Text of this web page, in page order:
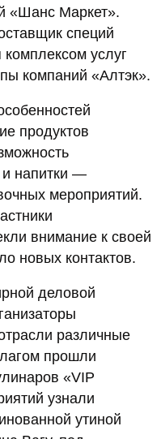
«Шанс Маркет».
специй
услуг
компаний «Алтэк».
продуктов
и напитки —
мероприятий.
внимание к своей
новых контактов.
деловой
различные
прошли
«VIP
узнали
утиной